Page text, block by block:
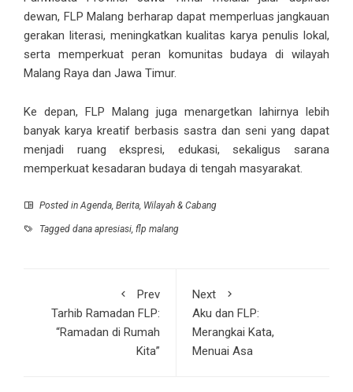
dewan, FLP Malang berharap dapat memperluas jangkauan
gerakan literasi, meningkatkan kualitas karya penulis lokal,
serta memperkuat peran komunitas budaya di wilayah
Malang Raya dan Jawa Timur.
Ke depan, FLP Malang juga menargetkan lahirnya lebih
banyak karya kreatif berbasis sastra dan seni yang dapat
menjadi ruang ekspresi, edukasi, sekaligus sarana
memperkuat kesadaran budaya di tengah masyarakat.
Posted in Agenda Berita Wilayah & Cabang
Tagged dana apresiasi flp malang
Prev
Tarhib Ramadan FLP:
“Ramadan di Rumah
Kita”
Next
Aku dan FLP:
Merangkai Kata,
Menuai Asa